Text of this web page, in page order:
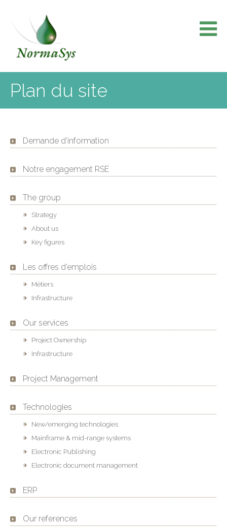
content
Plan du site
Demande d’information
Notre engagement RSE
The group
Strategy
About us
Key figures
Les offres d’emplois
Métiers
Infrastructure
Our services
Project Ownership
Infrastructure
Project Management
Technologies
New/emerging technologies
Mainframe & mid-range systems
Electronic Publishing
Electronic document management
ERP
Our references